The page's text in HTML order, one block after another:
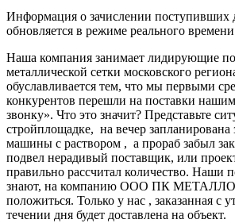
Информация о зачислении поступивших
обновляется в режиме реального
Наша компания занимает лидирующие
металлической сетки московского
обуславливается тем, что мы первыми
конкурентов перешли на поставки
звонку». Что это значит? Представьте
стройплощадке, на вечер запланирована
машины с раствором , а прораб забыл
подвел нерадивый поставщик, или
правильно рассчитал количество. Наши
знают, на компанию ООО ПК
положиться. Только у нас , заказанная с
течении дня будет доставлена на объект.